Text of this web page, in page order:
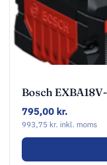
Bosch
5.5Ah
795,00 kr.
993,75 kr. inkl. moms